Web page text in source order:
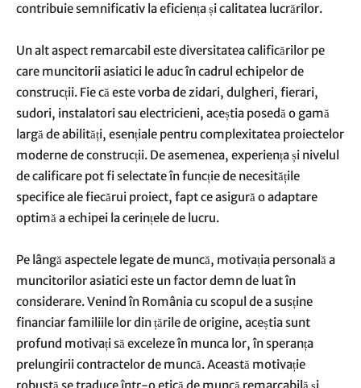
contribuie semnificativ la eficiența și calitatea lucrărilor.
Un alt aspect remarcabil este diversitatea calificărilor pe
care muncitorii asiatici le aduc în cadrul echipelor de
construcții. Fie că este vorba de zidari, dulgheri, fierari,
sudori, instalatori sau electricieni, aceștia posedă o gamă
largă de abilități, esențiale pentru complexitatea proiectelor
moderne de construcții. De asemenea, experiența și nivelul
de calificare pot fi selectate în funcție de necesitățile
specifice ale fiecărui proiect, fapt ce asigură o adaptare
optimă a echipei la cerințele de lucru.
Pe lângă aspectele legate de muncă, motivația personală a
muncitorilor asiatici este un factor demn de luat în
considerare. Venind în România cu scopul de a susține
financiar familiile lor din țările de origine, aceștia sunt
profund motivați să exceleze în munca lor, în speranța
prelungirii contractelor de muncă. Această motivație